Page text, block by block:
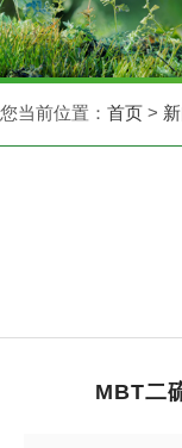
您当前位置： 首页 >
MBT二